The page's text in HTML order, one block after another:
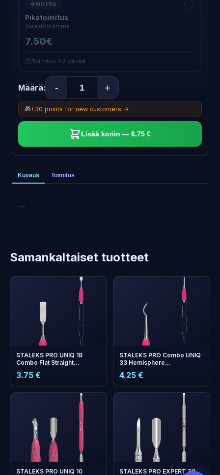
NOPEA
Pikatoimitus
Varastostamme
7.50€
Toimitus 1-2 päivää
Määrä: - +
🎁+30 points for new customers →
Lisää koriin — 6.75 €
Kuvaus Toimitus
—
Samankaltaiset tuotteet
STALEKS PRO UNIQ 18
Combo Flat Straight
Vaihdettava työntöpää
3.75 €
STALEKS PRO Combo UNIQ
33 Hemisphere
Vaihdettava työntöpää
4.25 €
STALEKS PRO UNIQ 10 STALEKS PRO EXPERT 30
+ bonus points
Collect and save on your